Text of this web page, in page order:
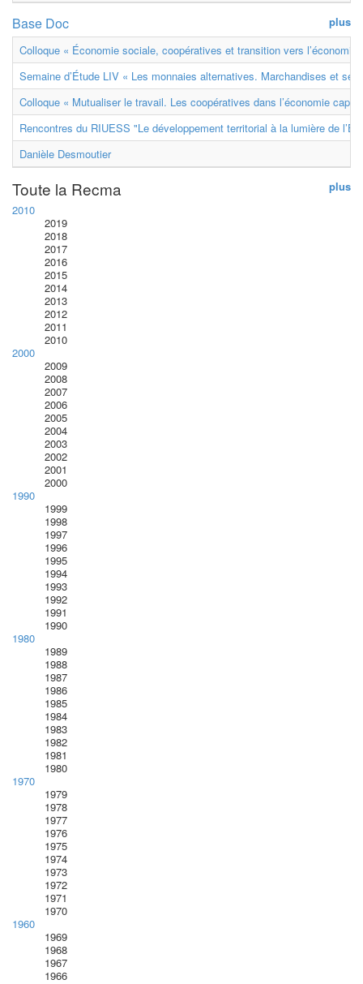
plus
Base Doc
Colloque « Économie sociale, coopératives et transition vers
Semaine d’Étude LIV « Les monnaies alternatives. Marchandises et
Colloque « Mutualiser le travail. Les coopératives dans l’économie
Rencontres du RIUESS "Le développement territorial à la lumière de
Danièle Desmoutier
plus
Toute la Recma
2010
2019
2018
2017
2016
2015
2014
2013
2012
2011
2010
2000
2009
2008
2007
2006
2005
2004
2003
2002
2001
2000
1990
1999
1998
1997
1996
1995
1994
1993
1992
1991
1990
1980
1989
1988
1987
1986
1985
1984
1983
1982
1981
1980
1970
1979
1978
1977
1976
1975
1974
1973
1972
1971
1970
1960
1969
1968
1967
1966